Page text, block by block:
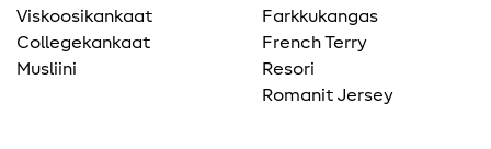
Viskoosikankaat
Collegekankaat
Musliini
Farkkukangas
French Terry
Resori
Romanit Jersey